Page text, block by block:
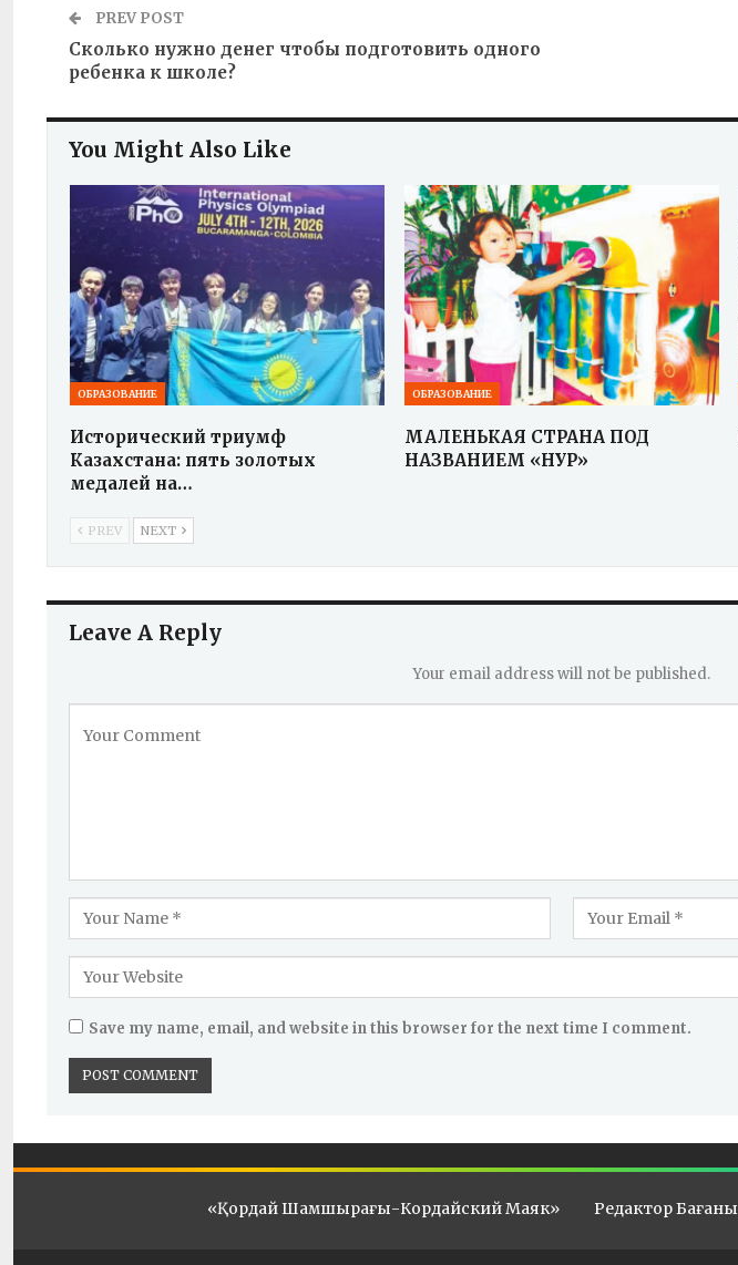
PREV POST
Сколько нужно денег чтобы подготовить одного
ребенка к школе?
You Might Also Like
ОБРАЗОВАНИЕ
Исторический триумф
Казахстана: пять золотых
медалей на…
ОБРАЗОВАНИЕ
МАЛЕНЬКАЯ СТРАНА ПОД
НАЗВАНИЕМ «НУР»
PREV NEXT
Leave A Reply
Your email address will not be published.
Save my name, email, and website in this browser for the next time I comment.
«Қордай Шамшырағы-Кордайский Маяк» Редактор Бағаны